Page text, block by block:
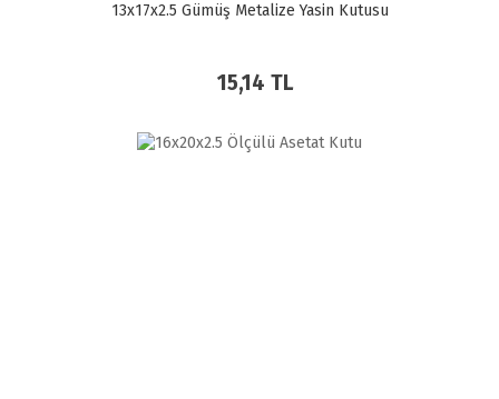
13x17x2.5 Gümüş Metalize Yasin Kutusu
15,14 TL